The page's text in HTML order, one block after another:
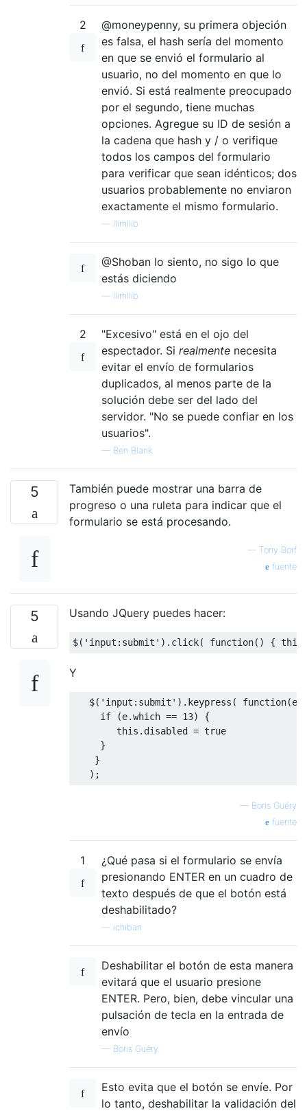
2
@moneypenny, su primera objeción
es falsa, el hash sería del momento
en que se envió el formulario al
usuario, no del momento en que lo
envió. Si está realmente preocupado
por el segundo, tiene muchas
opciones. Agregue su ID de sesión a
la cadena que hash y / o verifique
todos los campos del formulario
para verificar que sean idénticos; dos
usuarios probablemente no enviaron
exactamente el mismo formulario.
llimllib
@Shoban lo siento, no sigo lo que
estás diciendo
llimllib
2
"Excesivo" está en el ojo del
espectador. Si realmente necesita
evitar el envío de formularios
duplicados, al menos parte de la
solución debe ser del lado del
servidor. "No se puede confiar en los
usuarios".
— Ben Blank
5
También puede mostrar una barra de
progreso o una ruleta para indicar que el
formulario se está procesando.
— Tony Borf
fuente
5 Usando JQuery puedes hacer:
$( 'input:submit' ). click( function() { this
Y
   $
( 'input:submit' ). keypress ( function(e
if
(e.which == 13)
{
this . disabled = true
}
}
);
— Boris Guéry
fuente
1
¿Qué pasa si el formulario se envía
presionando ENTER en un cuadro de
texto después de que el botón está
deshabilitado?
ichiban
Deshabilitar el botón de esta manera
evitará que el usuario presione
ENTER. Pero, bien, debe vincular una
pulsación de tecla en la entrada de
envío
— Boris Guéry
Esto evita que el botón se envíe. Por
lo tanto, deshabilitar la validación del